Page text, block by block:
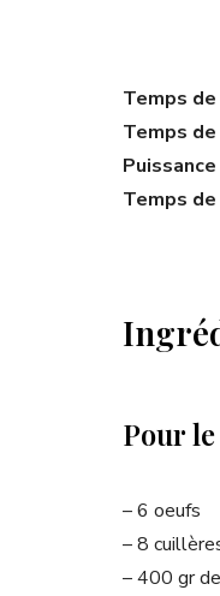
Temps
Temps
Temps
Pour
– 6 oeufs
– 8
– 400 gr